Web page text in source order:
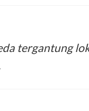
tergantung